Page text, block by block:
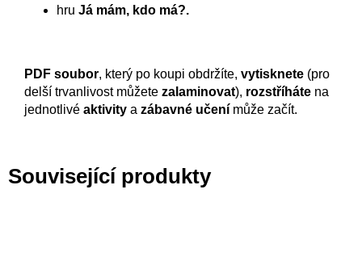
hru Já mám, kdo má?.
PDF soubor, který po koupi obdržíte, vytisknete (pro
delší trvanlivost můžete zalaminovat), rozstříháte na
jednotlivé aktivity a zábavné učení může začít.
Související produkty